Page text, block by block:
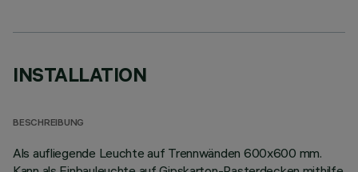
INSTALLATION
BESCHREIBUNG
Als aufliegende Leuchte auf Trennwänden 600x600 mm.